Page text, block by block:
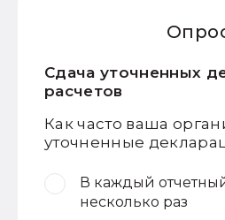
Сдача уточненных
расчетов
Как часто ваша
уточненные
В каждый
несколько раз